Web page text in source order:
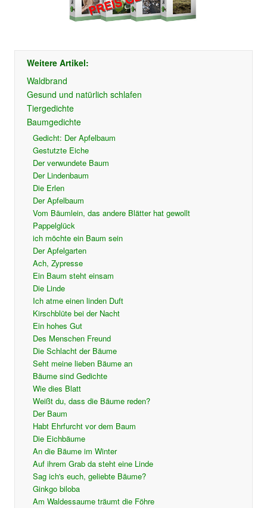
Weitere Artikel:
Waldbrand
Gesund und natürlich schlafen
Tiergedichte
Baumgedichte
Gedicht: Der Apfelbaum
Gestutzte Eiche
Der verwundete Baum
Der Lindenbaum
Die Erlen
Der Apfelbaum
Vom Bäumlein, das andere Blätter hat gewollt
Pappelglück
ich möchte ein Baum sein
Der Apfelgarten
Ach, Zypresse
Ein Baum steht einsam
Die Linde
Ich atme einen linden Duft
Kirschblüte bei der Nacht
Ein hohes Gut
Des Menschen Freund
Die Schlacht der Bäume
Seht meine lieben Bäume an
Bäume sind Gedichte
Wie dies Blatt
Weißt du, dass die Bäume reden?
Der Baum
Habt Ehrfurcht vor dem Baum
Die Eichbäume
An die Bäume im Winter
Auf ihrem Grab da steht eine Linde
Sag ich's euch, geliebte Bäume?
Ginkgo biloba
Am Waldessaume träumt die Föhre